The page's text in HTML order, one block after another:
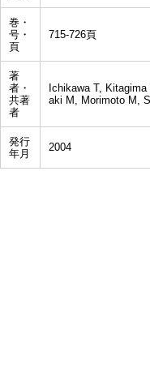
巻・
号・
頁
715-726頁
著
者・
共著
者
Ichikawa T,
aki M, Morimoto M,
発行
年月
2004